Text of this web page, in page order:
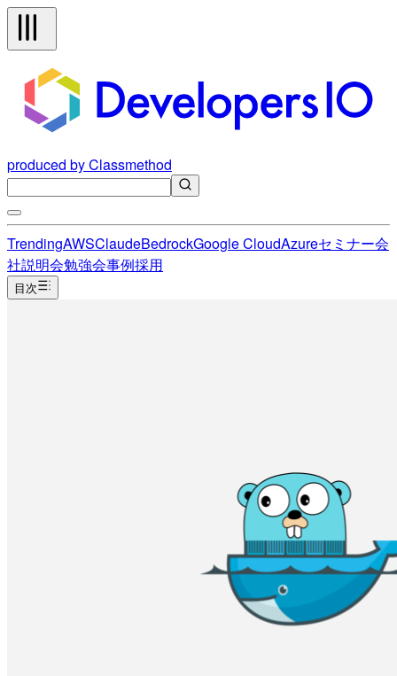
produced by Classmethod
TrendingAWSClaudeBedrockGoogle CloudAzureセミナー会
社説明会勉強会事例採用
目次